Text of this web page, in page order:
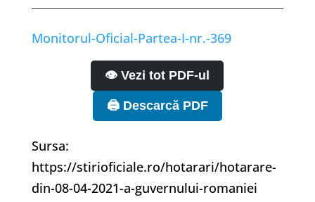
Monitorul-Oficial-Partea-I-nr.-369
👁️ Vezi tot PDF-ul
🖨️ Descarcă PDF
Sursa:
https://stirioficiale.ro/hotarari/hotarare-
din-08-04-2021-a-guvernului-romaniei